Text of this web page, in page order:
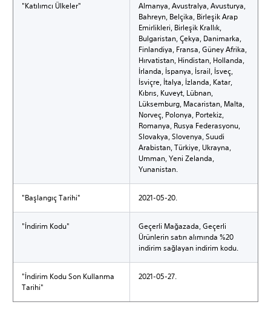
"Katılımcı Ülkeler"
Almanya, Avustralya, Avusturya,
Bahreyn, Belçika, Birleşik Arap
Emirlikleri, Birleşik Krallık,
Bulgaristan, Çekya, Danimarka,
Finlandiya, Fransa, Güney Afrika,
Hırvatistan, Hindistan, Hollanda,
İrlanda, İspanya, İsrail, İsveç,
İsviçre, İtalya, İzlanda, Katar,
Kıbrıs, Kuveyt, Lübnan,
Lüksemburg, Macaristan, Malta,
Norveç, Polonya, Portekiz,
Romanya, Rusya Federasyonu,
Slovakya, Slovenya, Suudi
Arabistan, Türkiye, Ukrayna,
Umman, Yeni Zelanda,
Yunanistan.
"Başlangıç Tarihi" 2021-05-20.
"İndirim Kodu"
Geçerli Mağazada, Geçerli
Ürünlerin satın alımında %20
indirim sağlayan indirim kodu.
"İndirim Kodu Son Kullanma
Tarihi"
2021-05-27.